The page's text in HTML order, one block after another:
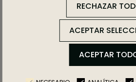
lujoso
Aire
RECHAZAR
ACEPTAR
ACEPTAR